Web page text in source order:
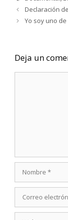
Declaración
Yo soy uno
Deja un
electrónico